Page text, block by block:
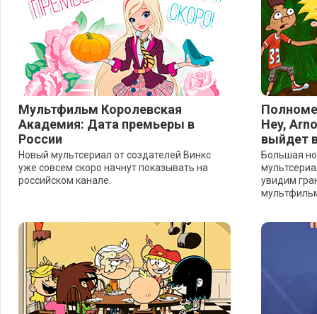
Мультфильм Королевская
Академия: Дата премьеры в
России
Новый мультсериал от создателей Винкс
уже совсем скоро начнут показывать на
российском канале.
Hey,
выйдет
Большая
увидим